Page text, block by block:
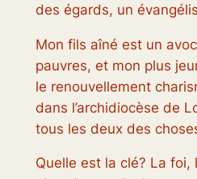
des égards, un
Mon fils aîné est un
pauvres, et mon plus
le renouvellement
dans l’archidiocèse de
tous les deux des
Quelle est la clé? La foi,